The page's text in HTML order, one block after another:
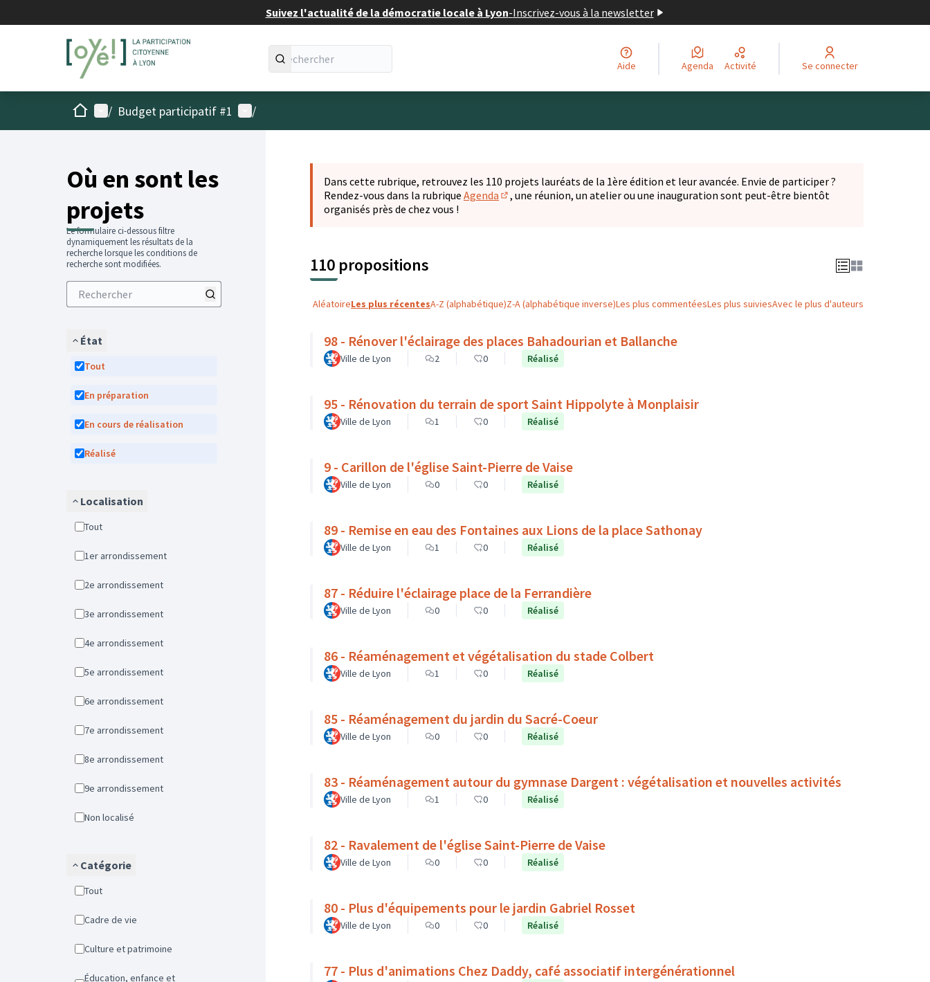
Suivez l'actualité de la démocratie locale à Lyon-Inscrivez-vous à la newsletter
Aide Agenda Activité Se connecter
AccueilMenu principal
/ Budget participatif #1 Menu utilisateur
/
Où en sont les
projets
Le formulaire ci-dessous filtre
dynamiquement les résultats de la
recherche lorsque les conditions de
recherche sont modifiées.
État
Tout
En préparation
En cours de réalisation
Réalisé
Localisation
Tout
1er arrondissement
2e arrondissement
3e arrondissement
4e arrondissement
5e arrondissement
6e arrondissement
7e arrondissement
8e arrondissement
9e arrondissement
Non localisé
Catégorie
Tout
Cadre de vie
Culture et patrimoine
Éducation, enfance et
Dans cette rubrique, retrouvez les 110 projets lauréats de la 1ère édition et leur avancée. Envie de participer ?
Rendez-vous dans la rubrique Agenda
(S'ouvre dans un nouvel onglet)
, une réunion, un atelier ou une inauguration sont peut-être bientôt
organisés près de chez vous !
110 propositions
AléatoireLes plus récentesA-Z (alphabétique)Z-A (alphabétique inverse)Les plus commentéesLes plus suiviesAvec le plus d'auteurs
98 - Rénover l'éclairage des places Bahadourian et Ballanche
Ville de Lyon 2 0 Réalisé
95 - Rénovation du terrain de sport Saint Hippolyte à Monplaisir
Ville de Lyon 1 0 Réalisé
9 - Carillon de l'église Saint-Pierre de Vaise
Ville de Lyon 0 0 Réalisé
89 - Remise en eau des Fontaines aux Lions de la place Sathonay
Ville de Lyon 1 0 Réalisé
87 - Réduire l'éclairage place de la Ferrandière
Ville de Lyon 0 0 Réalisé
86 - Réaménagement et végétalisation du stade Colbert
Ville de Lyon 1 0 Réalisé
85 - Réaménagement du jardin du Sacré-Coeur
Ville de Lyon 0 0 Réalisé
83 - Réaménagement autour du gymnase Dargent : végétalisation et nouvelles activités
Ville de Lyon 1 0 Réalisé
82 - Ravalement de l'église Saint-Pierre de Vaise
Ville de Lyon 0 0 Réalisé
80 - Plus d'équipements pour le jardin Gabriel Rosset
Ville de Lyon 0 0 Réalisé
77 - Plus d'animations Chez Daddy, café associatif intergénérationnel